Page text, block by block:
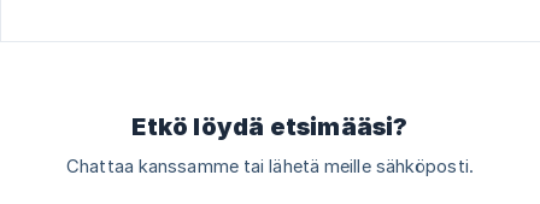
Etkö löydä etsimääsi?
Chattaa kanssamme tai lähetä meille sähköposti.